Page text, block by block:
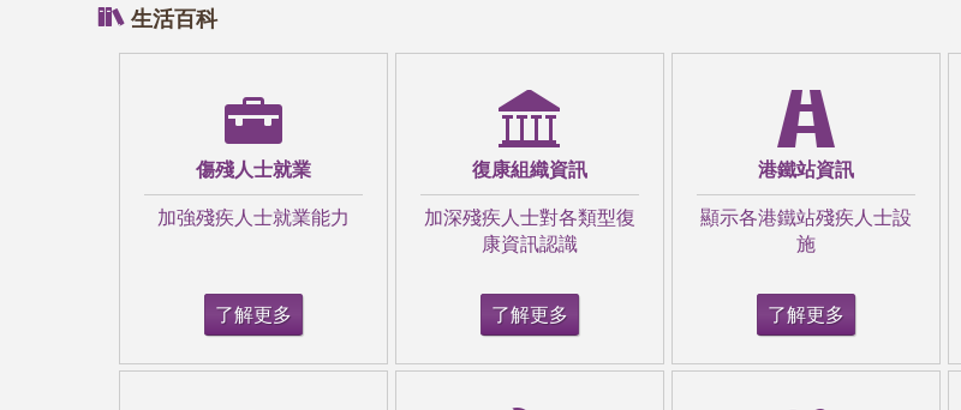
生活百科
傷殘人士就業
加強殘疾人士就業能力
了解更多
復康組織資訊
加深殘疾人士對各類型復
康資訊認識
了解更多
港鐵站資訊
顯示各港鐵站殘疾人士設
施
了解更多